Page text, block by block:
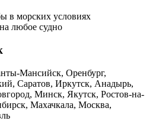
в морских условиях
любое судно
Мансийск, Оренбург,
Саратов, Иркутск, Анадырь,
Минск, Якутск, Ростов-на-
Махачкала, Москва,